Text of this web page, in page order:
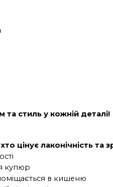
та стиль у кожній деталі!
цінує лаконічність та
купюр
в кишеню